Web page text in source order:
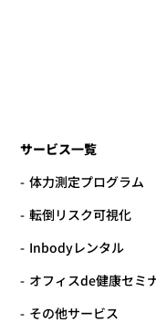
サービス一覧
体力測定プログラム
転倒リスク可視化
Inbodyレンタル
オフィスde健康セミ
その他サービス